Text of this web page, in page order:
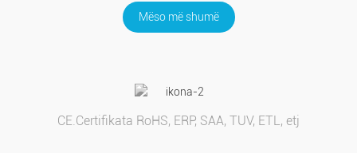
Mëso më shumë
CE.Certifikata RoHS, ERP, SAA, TUV, ETL, etj